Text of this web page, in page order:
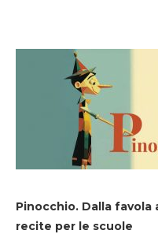
Pinocchio. Dalla favola
recite per le scuole